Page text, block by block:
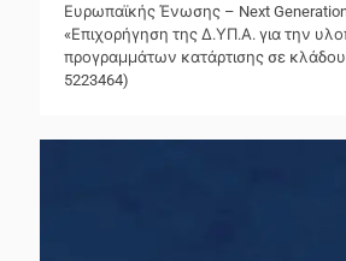
Ευρωπαϊκής Ένωσης – Next
«Επιχορήγηση της Δ.ΥΠ.Α. για την
προγραμμάτων κατάρτισης σε
5223464)